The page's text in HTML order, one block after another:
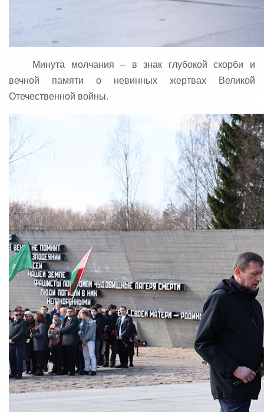
Минута молчания – в знак глубокой скорби и
вечной памяти о невинных жертвах Великой
Отечественной войны.